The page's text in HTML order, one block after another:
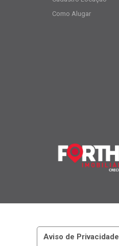
Aviso de Privacidade
Como Alugar